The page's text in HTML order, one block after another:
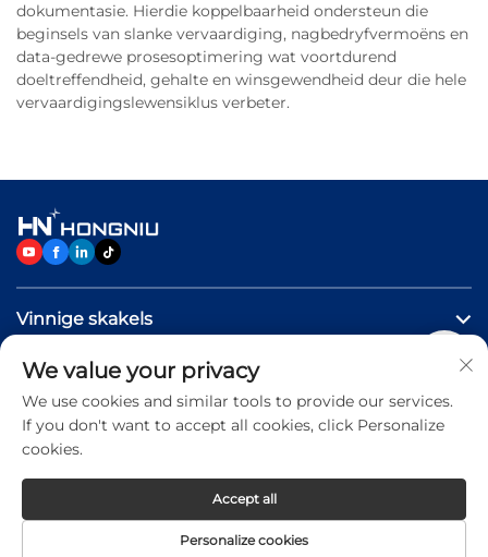
dokumentasie. Hierdie koppelbaarheid ondersteun die
beginsels van slanke vervaardiging, nagbedryfvermoëns en
data-gedrewe prosesoptimering wat voortdurend
doeltreffendheid, gehalte en winsgewendheid deur die hele
vervaardigingslewensiklus verbeter.
Vinnige skakels
PRODUKTE
Neem Vrylik Kontak Met Ons Op
Copyright © 2026 Jinan Hongniu Machinery Equipment
We value your privacy
We use cookies and similar tools to provide our services.
If you don't want to accept all cookies, click Personalize
cookies.
Personalize cookies
Accept all